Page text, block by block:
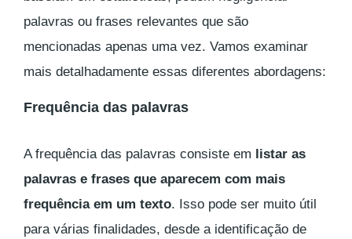
palavras ou frases relevantes que são
mencionadas apenas uma vez. Vamos examinar
mais detalhadamente essas diferentes abordagens:
Frequência das palavras
A frequência das palavras consiste em
listar as
palavras e frases que aparecem com mais
frequência em um texto. Isso pode ser muito útil
para várias finalidades, desde a identificação de